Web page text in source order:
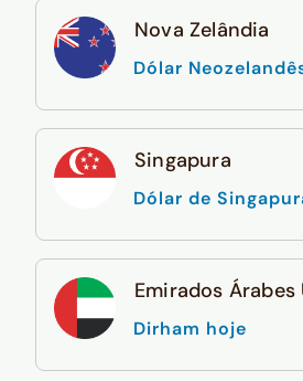
Nova Zelândia
Dólar
Singapura
Dólar de
Emirados Árabes
Dirham hoje